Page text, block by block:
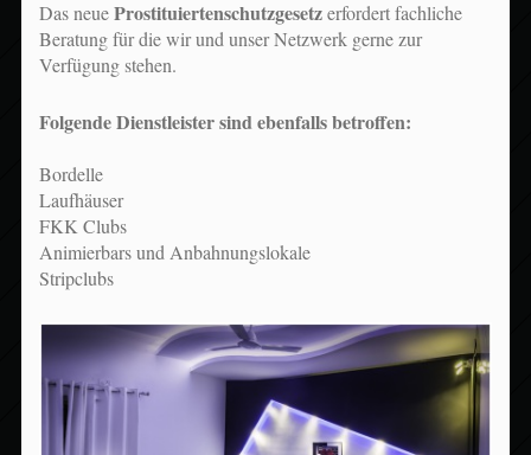
Das neueProstituiertenschutzgesetzerfordert fachliche
Beratung für die wir und unser Netzwerk gerne zur
Verfügung stehen.
Folgende Dienstleister sind ebenfalls betroffen:
Bordelle
Laufhäuser
FKK Clubs
Animierbars und Anbahnungslokale
Stripclubs